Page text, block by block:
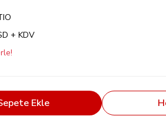
+ KDV
Ekle